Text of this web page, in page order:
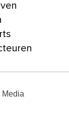
Media